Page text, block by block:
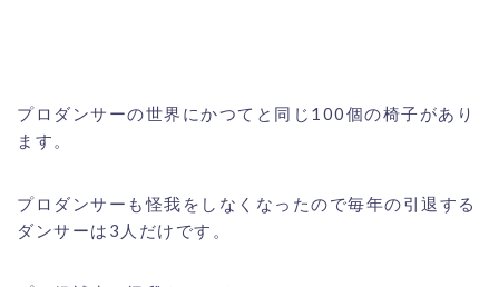
プロダンサーの世界にかつてと同じ100個の椅子があり
ます。
プロダンサーも怪我をしなくなったので毎年の引退する
ダンサーは3人だけです。